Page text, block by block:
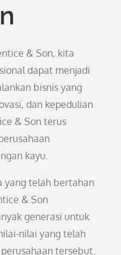
& Son, kita
dapat menjadi
bisnis yang
dan kepedulian
& Son terus
kayu.
yang telah bertahan
& Son
generasi untuk
nilai yang telah
tersebut.